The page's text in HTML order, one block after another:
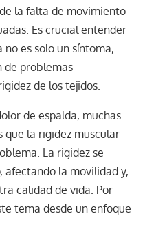
la falta de movimiento
Es crucial entender
es solo un síntoma,
de problemas
de los tejidos.
de espalda, muchas
que la rigidez muscular
La rigidez se
afectando la movilidad y,
calidad de vida. Por
tema desde un enfoque